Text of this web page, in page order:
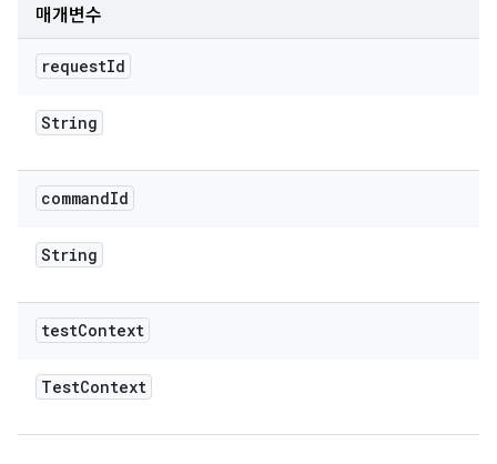
매개변수
requestId
String
commandId
String
testContext
TestContext